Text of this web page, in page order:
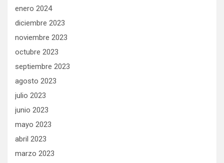
enero 2024
diciembre 2023
noviembre 2023
octubre 2023
septiembre 2023
agosto 2023
julio 2023
junio 2023
mayo 2023
abril 2023
marzo 2023